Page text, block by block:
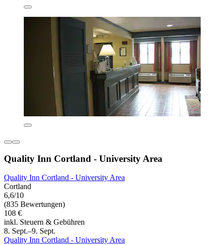
Quality Inn Cortland - University Area
Quality Inn Cortland - University Area
Cortland
6,6/10
(835 Bewertungen)
108 €
inkl. Steuern & Gebühren
8. Sept.–9. Sept.
Quality Inn Cortland - University Area